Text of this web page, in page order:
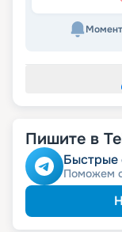
Пишите в
Быстрые
Поможем